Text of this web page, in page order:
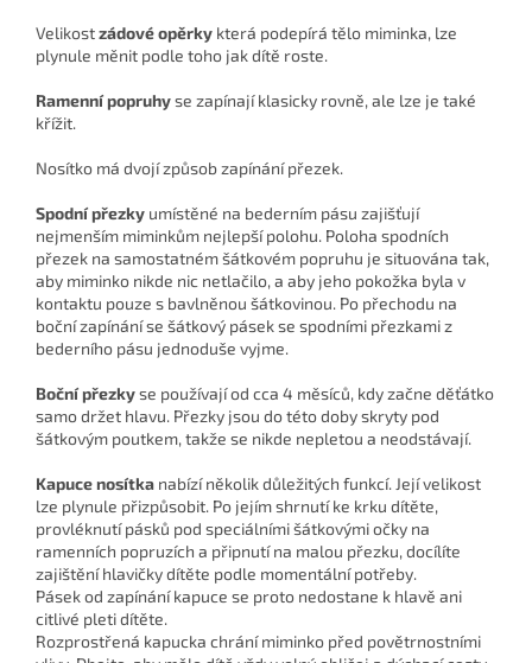
Velikostzádové opěrky která podepírá tělo miminka, lze
plynule měnit podle toho jak dítě roste.
Ramenní popruhyse zapínají klasicky rovně, ale lze je také
křížit.
Nosítko má dvojí způsob zapínání přezek.
Spodní přezky umístěné na bederním pásu zajišťují
nejmenším miminkům nejlepší polohu. Poloha spodních
přezek na samostatném šátkovém popruhu je situována tak,
aby miminko nikde nic netlačilo, a aby jeho pokožka byla v
kontaktu pouze s bavlněnou šátkovinou. Po přechodu na
boční zapínání se šátkový pásek se spodními přezkami z
bederního pásu jednoduše vyjme.
Boční přezkyse používají od cca 4 měsíců, kdy začne děťátko
samo držet hlavu. Přezky jsou do této doby skryty pod
šátkovým poutkem, takže se nikde nepletou a neodstávají.
Kapuce nosítka nabízí několik důležitých funkcí. Její velikost
lze plynule přizpůsobit. Po jejím shrnutí ke krku dítěte,
provléknutí pásků pod speciálními šátkovými očky na
ramenních popruzích a připnutí na malou přezku, docílíte
zajištění hlavičky dítěte podle momentální potřeby.
Pásek od zapínání kapuce se proto nedostane k hlavě ani
citlivé pleti dítěte.
Rozprostřená kapucka chrání miminko před povětrnostními